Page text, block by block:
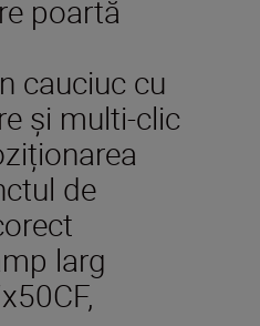
poartă
cauciuc cu
și multi-clic
de
larg